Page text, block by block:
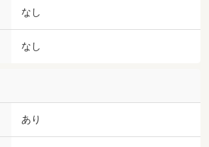
なし
なし
あり